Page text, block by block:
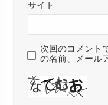
サイト
次回のコメント
の名前、メール